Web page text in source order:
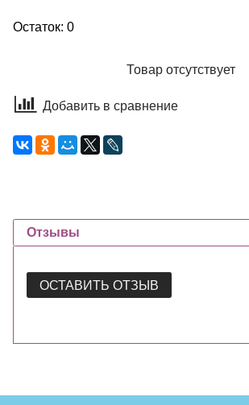
Остаток: 0
Товар отсутствует
Добавить в сравнение
Отзывы
ОСТАВИТЬ ОТЗЫВ